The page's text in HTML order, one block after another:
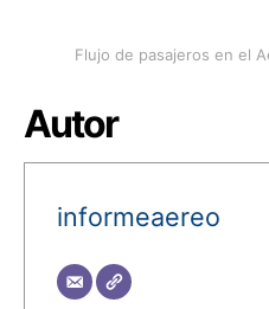
Flujo de pasajeros en el
Autor
informeaereo